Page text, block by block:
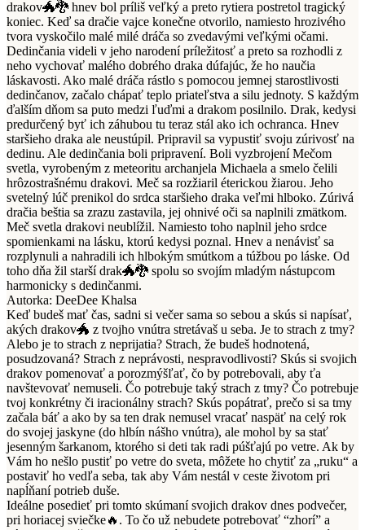
drakov🐲🐉 hnev bol príliš veľký a preto rytiera postretol tragický
koniec. Keď sa dračie vajce konečne otvorilo, namiesto hrozivého
tvora vyskočilo malé milé dráča so zvedavými veľkými očami.
Dedinčania videli v jeho narodení príležitosť a preto sa rozhodli z
neho vychovať malého dobrého draka dúfajúc, že ho naučia
láskavosti. Ako malé dráča rástlo s pomocou jemnej starostlivosti
dedinčanov, začalo chápať teplo priateľstva a silu jednoty. S každým
ďalším dňom sa puto medzi ľuďmi a drakom posilnilo. Drak, kedysi
predurčený byť ich záhubou tu teraz stál ako ich ochranca. Hnev
staršieho draka ale neustúpil. Pripravil sa vypustiť svoju zúrivosť na
dedinu. Ale dedinčania boli pripravení. Boli vyzbrojení Mečom
svetla, vyrobeným z meteoritu archanjela Michaela a smelo čelili
hrôzostrašnému drakovi. Meč sa rozžiaril éterickou žiarou. Jeho
svetelný lúč prenikol do srdca staršieho draka veľmi hlboko. Zúrivá
dračia beštia sa zrazu zastavila, jej ohnivé oči sa naplnili zmätkom.
Meč svetla drakovi neublížil. Namiesto toho naplnil jeho srdce
spomienkami na lásku, ktorú kedysi poznal. Hnev a nenávisť sa
rozplynuli a nahradili ich hlbokým smútkom a túžbou po láske. Od
toho dňa žil starší drak🐲🐉 spolu so svojím mladým nástupcom
harmonicky s dedinčanmi.
Autorka: DeeDee Khalsa
Keď budeš mať čas, sadni si večer sama so sebou a skús si napísať,
akých drakov🐲 z tvojho vnútra stretávaš u seba. Je to strach z tmy?
Alebo je to strach z neprijatia? Strach, že budeš hodnotená,
posudzovaná? Strach z neprávosti, nespravodlivosti? Skús si svojich
drakov pomenovať a porozmýšľať, čo by potrebovali, aby ťa
navštevovať nemuseli. Čo potrebuje taký strach z tmy? Čo potrebuje
tvoj konkrétny či iracionálny strach? Skús popátrať, prečo si sa tmy
začala báť a ako by sa ten drak nemusel vracať naspäť na celý rok
do svojej jaskyne (do hlbín nášho vnútra), ale mohol by sa stať
jesenným šarkanom, ktorého si deti tak radi púšťajú po vetre. Ak by
Vám ho nešlo pustiť po vetre do sveta, môžete ho chytiť za „ruku“ a
postaviť ho vedľa seba, tak aby Vám nestál v ceste životom pri
napĺňaní potrieb duše.
Ideálne posedieť pri tomto skúmaní svojich drakov dnes podvečer,
pri horiacej sviečke🔥. To čo už nebudete potrebovať “zhorí” a